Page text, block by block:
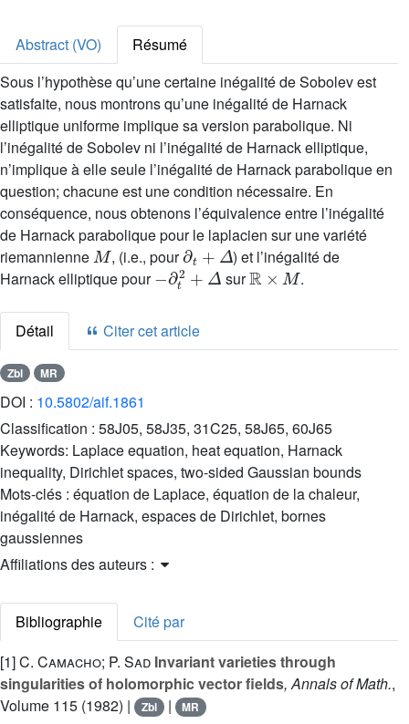
Abstract (VO)
Résumé
Sous l’hypothèse qu’une certaine inégalité de Sobolev est
satisfaite, nous montrons qu’une inégalité de Harnack
elliptique uniforme implique sa version parabolique. Ni
l’inégalité de Sobolev ni l’inégalité de Harnack elliptique,
n’implique à elle seule l’inégalité de Harnack parabolique en
question; chacune est une condition nécessaire. En
conséquence, nous obtenons l’équivalence entre l’inégalité
de Harnack parabolique pour le laplacien sur une variété
riemannienne
M
, (i.e., pour
∂ t+Δ
) et l’inégalité de
Harnack elliptique pour
-∂t2+Δ
sur
ℝ ×M
.
Détail Citer cet article
Zbl MR
DOI : 10.5802/aif.1861
Classification : 58J05, 58J35, 31C25, 58J65, 60J65
Keywords: Laplace equation, heat equation, Harnack
inequality, Dirichlet spaces, two-sided Gaussian bounds
Mots-clés : équation de Laplace, équation de la chaleur,
inégalité de Harnack, espaces de Dirichlet, bornes
gaussiennes
Affiliations des auteurs :
Bibliographie
Cité par
[1]C. Camacho; P. Sad Invariant varieties through
singularities of holomorphic vector fields, Annals of Math.,
Volume 115 (1982) | Zbl | MR